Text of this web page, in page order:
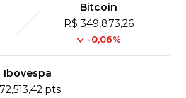
Bitcoin
R$ 349,873,26
-0,06%
Ibovespa
pts